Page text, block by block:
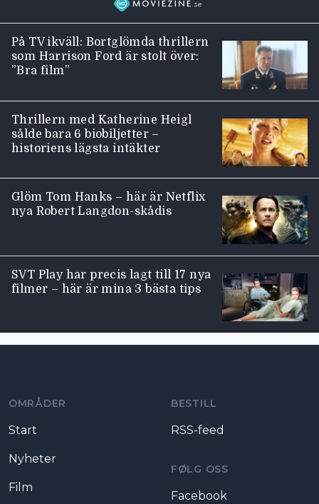
På TV ikväll: Bortglömda thrillern
som Harrison Ford är stolt över:
”Bra film”
Thrillern med Katherine Heigl
sålde bara 6 biobiljetter –
historiens lägsta intäkter
Glöm Tom Hanks – här är Netflix
nya Robert Langdon-skådis
SVT Play har precis lagt till 17 nya
filmer – här är mina 3 bästa tips
OMRÅDER
Start
Nyheter
Film
BESTILL
RSS-feed
FØLG OSS
Facebook